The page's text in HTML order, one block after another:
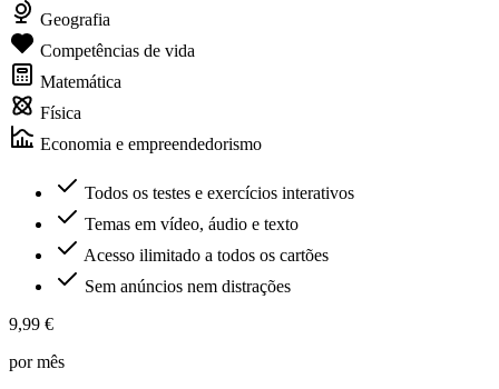
Geografia
Competências de vida
Matemática
Física
Economia e empreendedorismo
Todos os testes e exercícios interativos
Temas em vídeo, áudio e texto
Acesso ilimitado a todos os cartões
Sem anúncios nem distrações
9,99 €
por mês